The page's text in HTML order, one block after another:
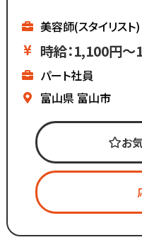
お客様とは最低限しか
会話をしないスタイルな
お客様との関係作りが
という方にもピッタリ◎
▼白髪染め専門店
▼週2日～、1日4時間～
▼ブランクがあっても安
▼全国200店舗展開
▼地域に愛される安心経
《仕事内容》
・接客
・お会計
・白髪染めの施術
・ブロー
・清掃 など
美容師(スタイリスト)
時給：1,100円
パート社員
富山県 富山市
お